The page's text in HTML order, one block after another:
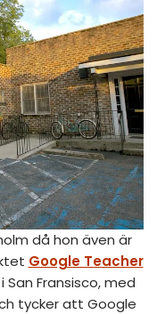
då hon även är
Google Teacher
Fransisco, med
tycker att Google